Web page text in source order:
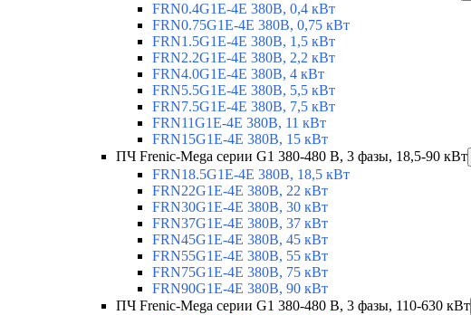
FRN0.4G1E-4E 380В, 0,4 кВт
FRN0.75G1E-4E 380В, 0,75 кВт
FRN1.5G1E-4E 380В, 1,5 кВт
FRN2.2G1E-4E 380В, 2,2 кВт
FRN4.0G1E-4E 380В, 4 кВт
FRN5.5G1E-4E 380В, 5,5 кВт
FRN7.5G1E-4E 380В, 7,5 кВт
FRN11G1E-4E 380В, 11 кВт
FRN15G1E-4E 380В, 15 кВт
ПЧ Frenic-Mega серии G1 380-480 В, 3 фазы, 18,5-90 кВт
FRN18.5G1E-4E 380В, 18,5 кВт
FRN22G1E-4E 380В, 22 кВт
FRN30G1E-4E 380В, 30 кВт
FRN37G1E-4E 380В, 37 кВт
FRN45G1E-4E 380В, 45 кВт
FRN55G1E-4E 380В, 55 кВт
FRN75G1E-4E 380В, 75 кВт
FRN90G1E-4E 380В, 90 кВт
ПЧ Frenic-Mega серии G1 380-480 В, 3 фазы, 110-630 кВт